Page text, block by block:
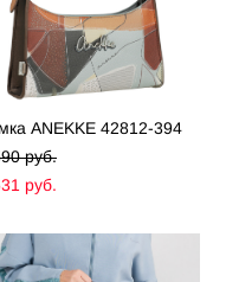
ANEKKE 42812-394
pуб.
pуб.